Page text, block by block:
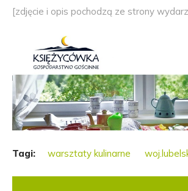
[zdjęcie i opis pochodzą ze strony
Tagi: warsztaty kulinarne